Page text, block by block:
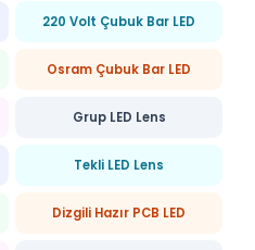
220 Volt Çubuk Bar LED
Osram Çubuk Bar LED
Grup LED Lens
Tekli LED Lens
Dizgili Hazır PCB LED